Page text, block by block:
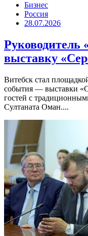
Бизнес
Россия
28.07.2026
Руководитель
выставку
Витебск стал
события — выставки
гостей с
Султаната Оман....